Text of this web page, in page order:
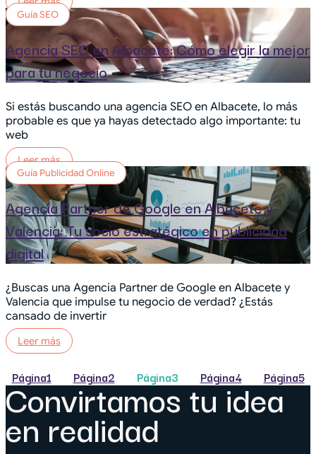
Guía SEO
Agencia SEO en Albacete: Cómo elegir la mejor
para tu negocio
Si estás buscando una agencia SEO en Albacete, lo más
probable es que ya hayas detectado algo importante: tu
web
Leer más
Guía Publicidad Online
Agencia Partner de Google en Albacete y
Valencia: Tu socio estratégico en publicidad
digital
¿Buscas una Agencia Partner de Google en Albacete y
Valencia que impulse tu negocio de verdad? ¿Estás
cansado de invertir
Leer más
Página1 Página2 Página3 Página4 Página5
Convirtamos tu idea
en realidad